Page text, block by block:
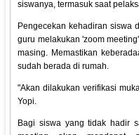
siswanya, termasuk saat
Pengecekan kehadiran siswa
guru melakukan 'zoom
masing. Memastikan
sudah berada di rumah.
"Akan dilakukan verifikasi
Yopi.
Bagi siswa yang tidak hadir